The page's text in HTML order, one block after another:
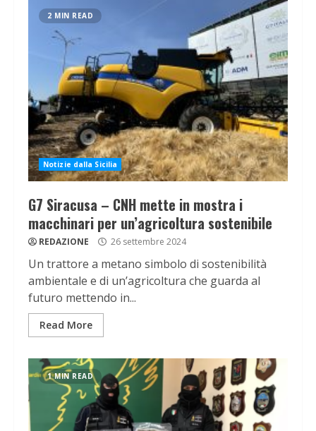
2 MIN READ
Notizie dalla Sicilia
G7 Siracusa – CNH mette in mostra i
macchinari per un’agricoltura sostenibile
REDAZIONE 26 settembre 2024
Un trattore a metano simbolo di sostenibilità
ambientale e di un’agricoltura che guarda al
futuro mettendo in...
Read More
1 MIN READ